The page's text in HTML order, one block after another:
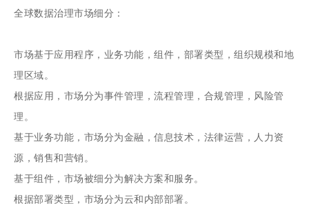
全球数据治理市场细分：
市场基于应用程序，业务功能，组件，部署类型，组织规模和地
理区域。
根据应用，市场分为事件管理，流程管理，合规管理，风险管
理。
基于业务功能，市场分为金融，信息技术，法律运营，人力资
源，销售和营销。
基于组件，市场被细分为解决方案和服务。
根据部署类型，市场分为云和内部部署。